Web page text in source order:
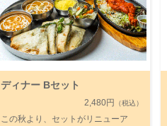
ディナー Bセット
2,480円 （税込）
この秋より、セットがリニューア